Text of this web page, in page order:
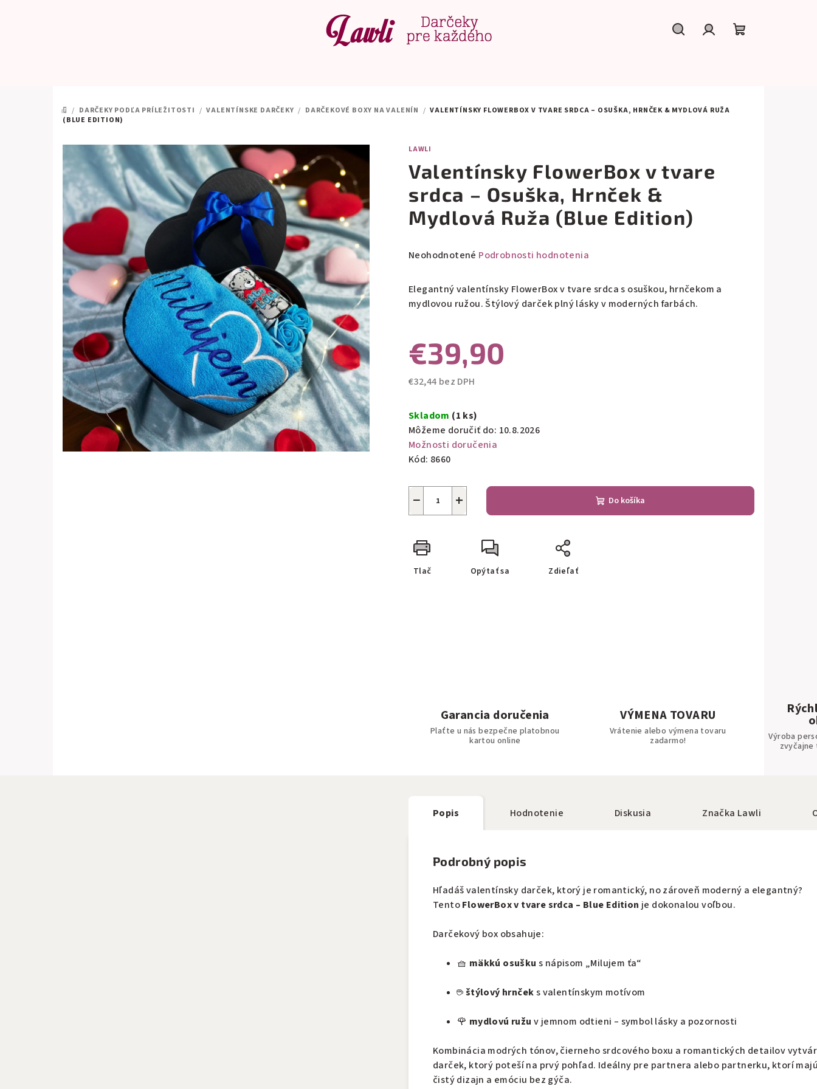
DOMOV
/ DARČEKY PODĽA PRÍLEŽITOSTI / VALENTÍNSKE DARČEKY / DARČEKOVÉ BOXY NA VALENÍN / VALENTÍNSKY FLOWERBOX V TVARE SRDCA – OSUŠKA, HRNČEK & MYDLOVÁ RUŽA
(BLUE EDITION)
LAWLI
Valentínsky FlowerBox v tvare
srdca – Osuška, Hrnček &
Mydlová Ruža (Blue Edition)
Priemerné
produktu
0,0
hviezdičiek.
Neohodnotené Podrobnosti hodnotenia
Elegantný valentínsky FlowerBox v tvare srdca s osuškou, hrnčekom a
mydlovou ružou. Štýlový darček plný lásky v moderných farbách.
€39,90
€32,44 bez DPH
cena:
Skladom (1 ks)
Môžeme doručiť do: 10.8.2026
Možnosti doručenia
Kód: 8660
+
− Do košíka
Tlač Opýtať sa Zdieľať
Garancia doručenia
Plaťte u nás bezpečne platobnou
kartou online
VÝMENA TOVARU
Vrátenie alebo výmena tovaru
zadarmo!
Výroba
zvyčajne
Popis Hodnotenie Diskusia Značka Lawli
Podrobný popis
Hľadáš valentínsky darček, ktorý je romantický, no zároveň moderný a elegantný?
TentoFlowerBox v tvare srdca – Blue Edition je dokonalou voľbou.
Darčekový box obsahuje:
🧺 mäkkú osušku s nápisom „Milujem ťa“
☕štýlový hrnčeks valentínskym motívom
🌹 mydlovú ružu v jemnom odtieni – symbol lásky a pozornosti
Kombinácia modrých tónov, čierneho srdcového boxu a romantických detailov
darček, ktorý poteší na prvý pohľad. Ideálny pre partnera alebo partnerku, ktorí
čistý dizajn a emóciu bez gýča.